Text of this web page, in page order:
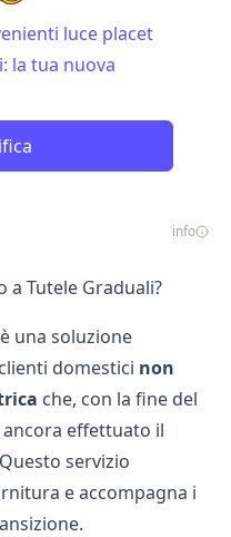
luce placet
la tua nuova
info
a Tutele Graduali?
è una soluzione
domestici non
che, con la fine del
effettuato il
servizio
e accompagna i